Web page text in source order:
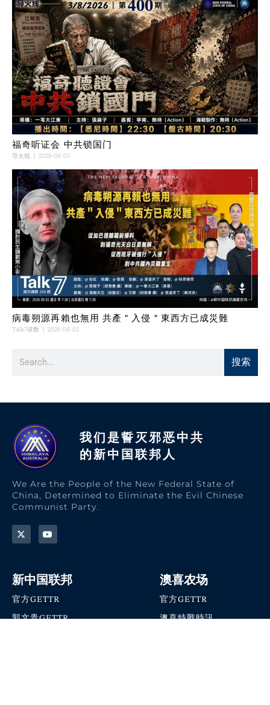
福奇听证会 中共锁国门
导火线 2026-08-03
病毒朔源再賴也無用 共產＂入侵＂東西方已成災難
Talk7讲数 2026-08-02
搜索
我们是誓灭邪恶中共
的新中国联邦人​
We Are the People of the New Federal State of
China, Determined to Eliminate the Evil Chinese
Communist Party.
新中国联邦
官方GETTR
郭文贵GETTR
澳喜农场
官方GETTR
澳喜特戰時訊